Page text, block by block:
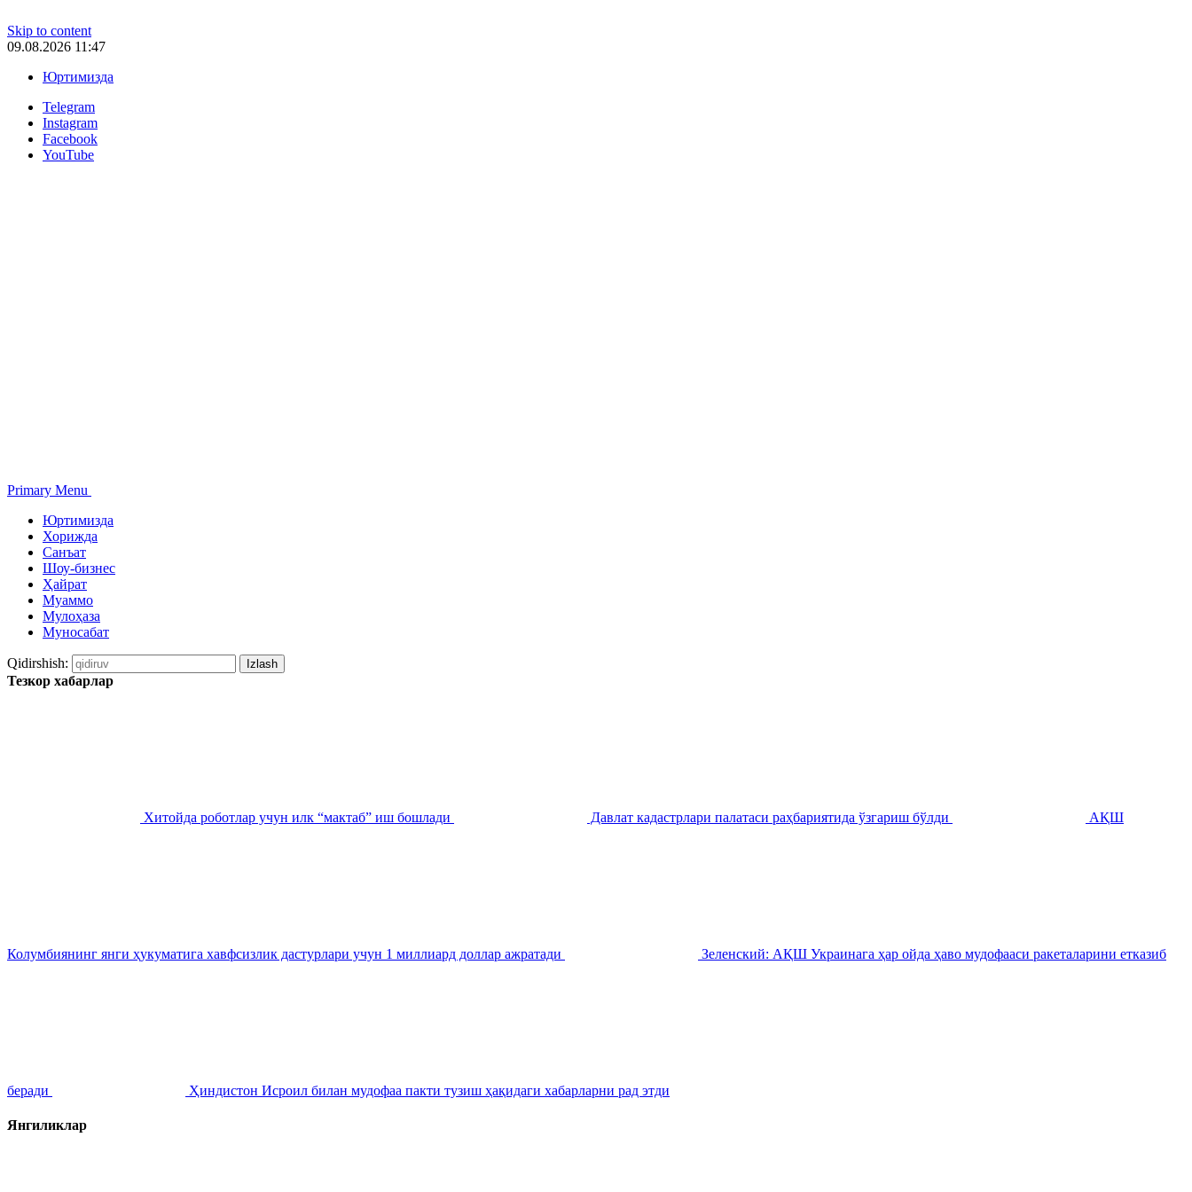
Skip to content
09.08.2026 11:47
Юртимизда
Telegram
Instagram
Facebook
YouTube
Primary Menu
Юртимизда
Хорижда
Санъат
Шоу-бизнес
Ҳайрат
Муаммо
Мулоҳаза
Муносабат
Qidirshish:
Тезкор хабарлар
Хитойда роботлар учун илк “мактаб” иш бошлади Давлат кадастрлари палатаси раҳбариятида ўзгариш бўлди АҚШ
Колумбиянинг янги ҳукуматига хавфсизлик дастурлари учун 1 миллиард доллар ажратади Зеленский: АҚШ Украинага ҳар ойда ҳаво мудофааси ракеталарини етказиб
беради Ҳиндистон Исроил билан мудофаа пакти тузиш ҳақидаги хабарларни рад этди
Янгиликлар